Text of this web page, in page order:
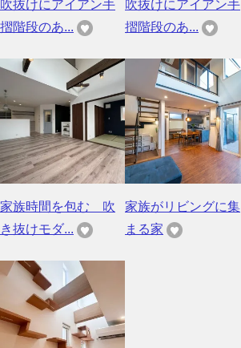
吹抜けにアイアン手
摺階段のあ...
吹抜けにアイアン手
摺階段のあ...
家族時間を包む 吹
き抜けモダ...
家族がリビングに集
まる家